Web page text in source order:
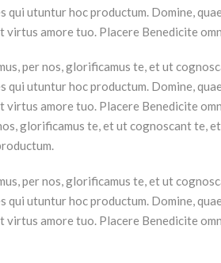
qui utuntur hoc productum. Domine,
virtus amore tuo. Placere Benedicite
per nos, glorificamus te, et ut
qui utuntur hoc productum. Domine,
virtus amore tuo. Placere Benedicite
glorificamus te, et ut cognoscant te,
per nos, glorificamus te, et ut
qui utuntur hoc productum. Domine,
virtus amore tuo. Placere Benedicite